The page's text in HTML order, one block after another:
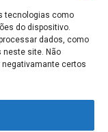
tecnologias como
do dispositivo.
dados, como
neste site. Não
certos